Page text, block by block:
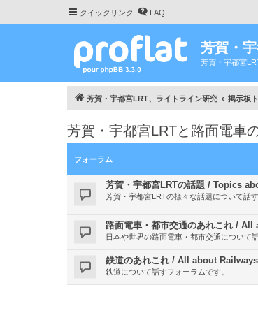
クイックリンク FAQ
芳賀・
芳賀・宇都宮
芳賀・宇都宮LRT、ライトライン研究 掲示板
芳賀・宇都宮LRTと路面電車
フォーラム
芳賀・宇都宮LRTの話題 / Topics
芳賀・宇都宮LRTの様々な話題について話
路面電車・都市交通のあれこれ /
日本や世界の路面電車・都市交通について
鉄道のあれこれ / All about Railways
鉄道について話すフォーラムです。